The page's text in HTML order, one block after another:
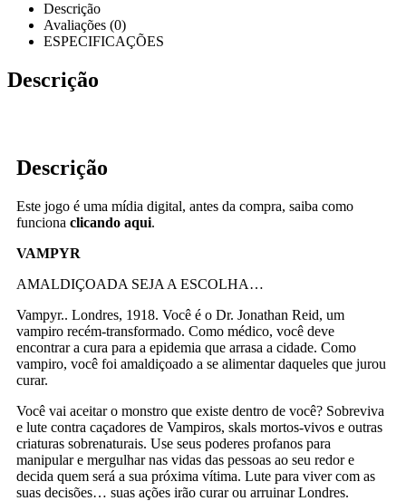
Descrição
Avaliações (0)
ESPECIFICAÇÕES
Descrição
Descrição
Este jogo é uma mídia digital, antes da compra, saiba como
funciona clicando aqui.
VAMPYR
AMALDIÇOADA SEJA A ESCOLHA…
Vampyr.. Londres, 1918. Você é o Dr. Jonathan Reid, um
vampiro recém-transformado. Como médico, você deve
encontrar a cura para a epidemia que arrasa a cidade. Como
vampiro, você foi amaldiçoado a se alimentar daqueles que jurou
curar.
Você vai aceitar o monstro que existe dentro de você? Sobreviva
e lute contra caçadores de Vampiros, skals mortos-vivos e outras
criaturas sobrenaturais. Use seus poderes profanos para
manipular e mergulhar nas vidas das pessoas ao seu redor e
decida quem será a sua próxima vítima. Lute para viver com as
suas decisões… suas ações irão curar ou arruinar Londres.